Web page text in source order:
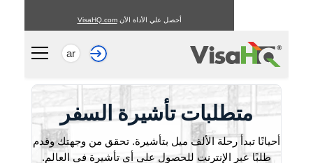
أحصل علي الأداة الأن VisaHQ.com